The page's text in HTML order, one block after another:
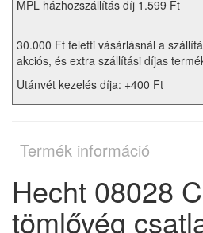
MPL házhozszállítás díj 1.599 Ft
30.000 Ft feletti vásárlásnál a
akciós, és extra szállítási díjas
Utánvét kezelés díja: +400 Ft
Termék információ
Hecht 08028
tömlővég